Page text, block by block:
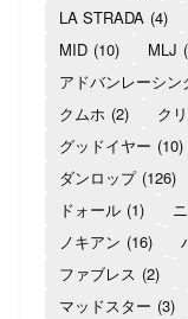
LA STRADA (4)
MID (10) MLJ
アドバンレーシン
クムホ (2) ク
グッドイヤー (10)
ダンロップ (126)
ドォール (1)
ノキアン (16)
ファブレス (2)
マッドスター (3)